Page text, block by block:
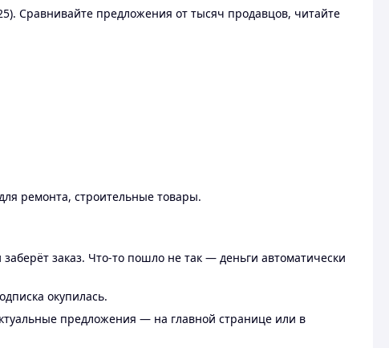
Сравнивайте предложения от тысяч продавцов, читайте
ремонта, строительные товары.
заказ. Что-то пошло не так — деньги автоматически
окупилась.
предложения — на главной странице или в